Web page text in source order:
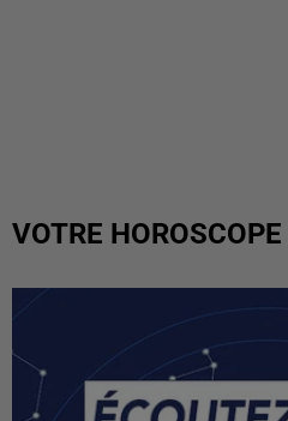
VOTRE HOROSCOPE